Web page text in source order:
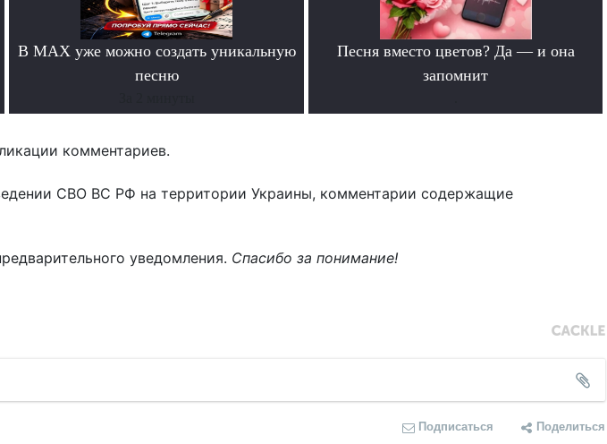
В MAX уже можно создать уникальную
песню
Песня вместо цветов? Да — и она
запомнит
комментариев.
СВО ВС РФ на территории Украины, комментарии содержащие
уведомления. Спасибо за понимание!
Подписаться Поделиться